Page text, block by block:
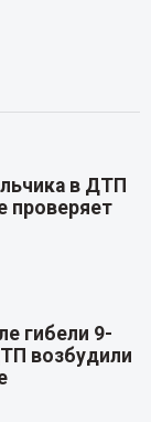
в ДТП
проверяет
гибели 9-
возбудили